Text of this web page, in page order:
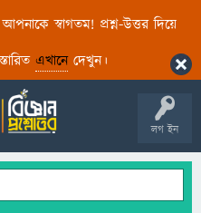
আপনাকে স্বাগতম! প্রশ্ন-উত্তর দিয়ে
এখানেদেখুন।
লগ ইন